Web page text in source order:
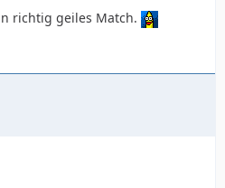
richtig geiles Match.